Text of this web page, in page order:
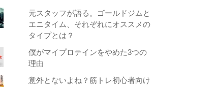
元スタッフが語る。ゴールドジムと
エニタイム、それぞれにオススメの
タイプとは？
僕がマイプロテインをやめた3つの
理由
意外とないよね？筋トレ初心者向け